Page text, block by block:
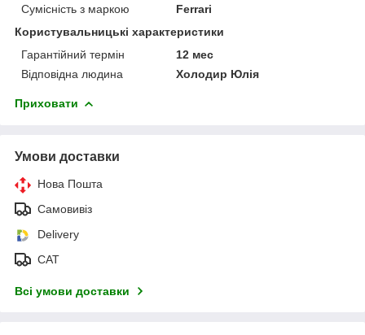
Сумісність з маркою
Ferrari
Користувальницькі характеристики
Гарантійний термін
12 мес
Відповідна людина
Холодир Юлія
Приховати
Умови доставки
Нова Пошта
Самовивіз
Delivery
САТ
Всі умови доставки